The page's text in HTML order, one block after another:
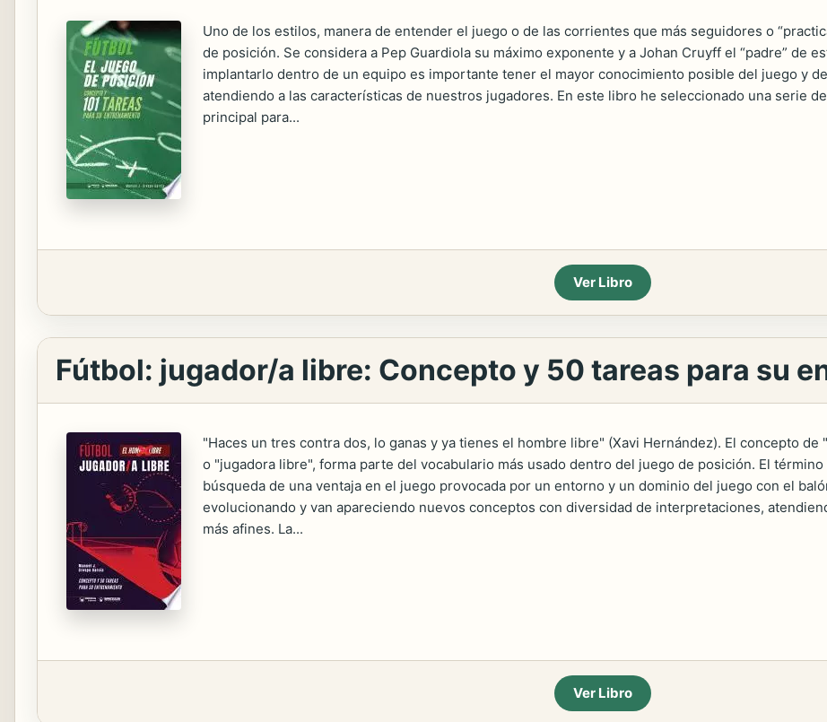
Uno de los estilos, manera de entender el juego o de las corrientes que más seguidores o
de posición. Se considera a Pep Guardiola su máximo exponente y a Johan Cruyff el “padre” de
implantarlo dentro de un equipo es importante tener el mayor conocimiento posible del juego y
atendiendo a las características de nuestros jugadores. En este libro he seleccionado una serie
principal para...
Ver Libro
Fútbol: jugador/a libre: Concepto y 50 tareas para su
"Haces un tres contra dos, lo ganas y ya tienes el hombre libre" (Xavi Hernández). El concepto
o "jugadora libre", forma parte del vocabulario más usado dentro del juego de posición. El
búsqueda de una ventaja en el juego provocada por un entorno y un dominio del juego con el
evolucionando y van apareciendo nuevos conceptos con diversidad de interpretaciones,
más afines. La...
Ver Libro